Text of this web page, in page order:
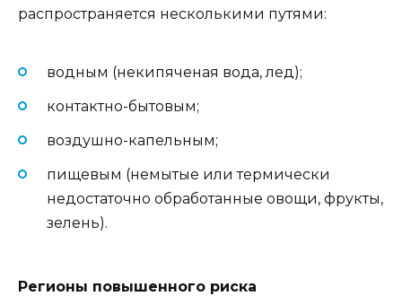
распространяется несколькими путями:
водным (некипяченая вода, лед);
контактно-бытовым;
воздушно-капельным;
пищевым (немытые или термически
недостаточно обработанные овощи, фрукты,
зелень).
Регионы повышенного риска